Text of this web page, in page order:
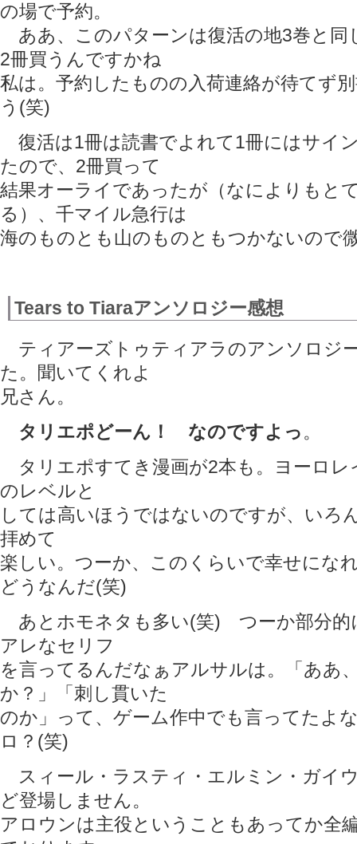
の場で予約。
ああ、このパターンは復活の地3巻と同
2冊買うんですかね
私は。予約したものの入荷連絡が待てず
う(笑)
復活は1冊は読書でよれて1冊にはサイ
たので、2冊買って
結果オーライであったが（なによりもと
る）、千マイル急行は
海のものとも山のものともつかないので
Tears to Tiaraアンソロジー感想
ティアーズトゥティアラのアンソロジ
た。聞いてくれよ
兄さん。
タリエポどーん！ なのですよっ。
タリエポすてき漫画が2本も。ヨーロ
のレベルと
しては高いほうではないのですが、いろ
拝めて
楽しい。つーか、このくらいで幸せにな
どうなんだ(笑)
あとホモネタも多い(笑) つーか部分的
アレなセリフ
を言ってるんだなぁアルサルは。「ああ
か？」「刺し貫いた
のか」って、ゲーム作中でも言ってた
ロ？(笑)
スィール・ラスティ・エルミン・ガイ
ど登場しません。
アロウンは主役ということもあってか全